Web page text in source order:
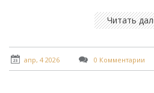
Читать
апр, 4 2026 0 Комментарии